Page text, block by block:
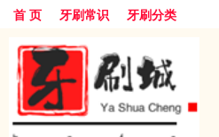
首 页 牙刷常识 牙刷分类